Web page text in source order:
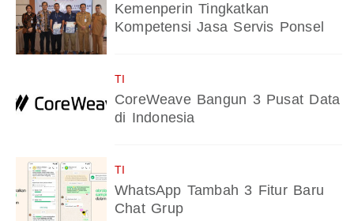
Kemenperin Tingkatkan
Kompetensi Jasa Servis Ponsel
TI
CoreWeave Bangun 3 Pusat Data
di Indonesia
TI
WhatsApp Tambah 3 Fitur Baru
Chat Grup